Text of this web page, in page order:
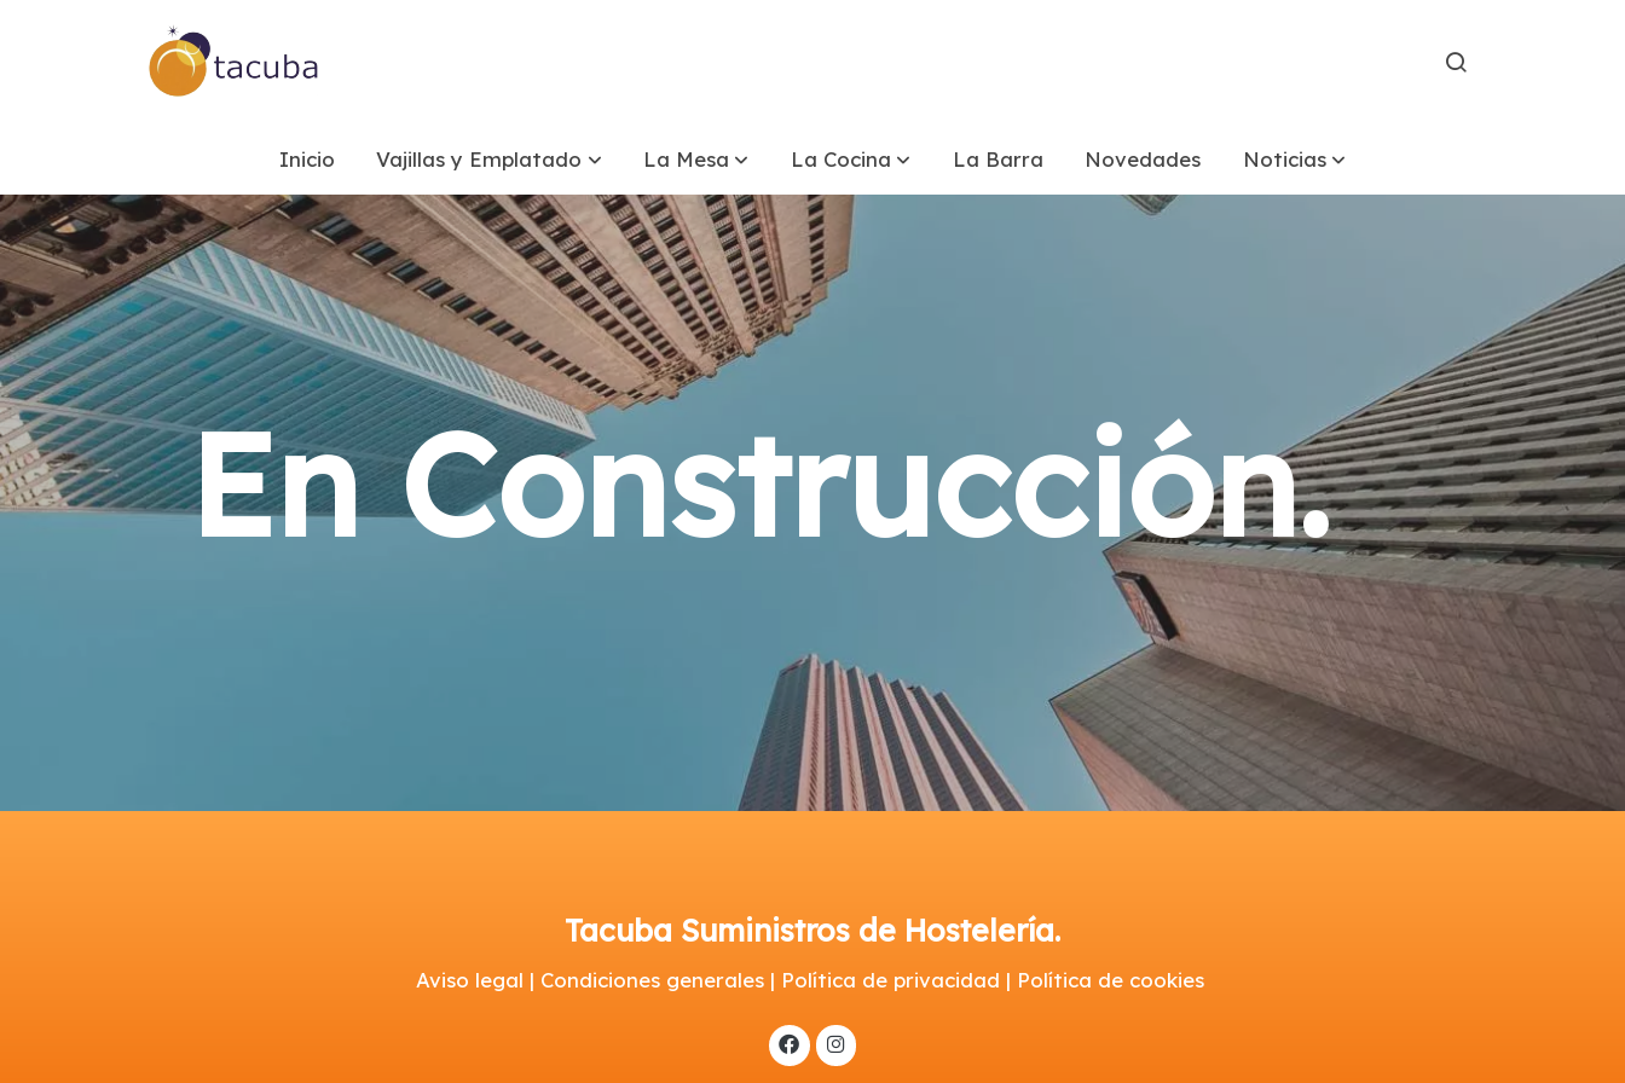
Inicio Vajillas y Emplatado La Mesa La Cocina La Barra Novedades Noticias
En Construcción.
Tacuba Suministros de Hostelería.
Aviso legal | Condiciones generales | Política de privacidad | Política de cookies